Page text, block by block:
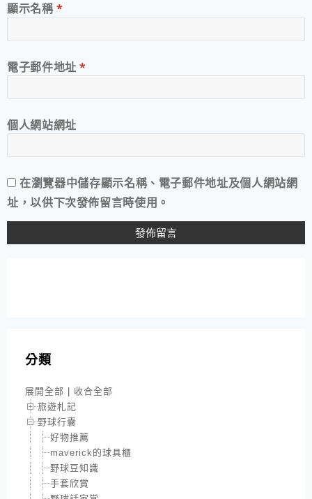
顯示名稱*
電子郵件地址*
個人網站網址
在瀏覽器中儲存顯示名稱、電子郵件地址及個人網站網
址，以供下次發佈留言時使用。
分類
展開全部 | 收合全部
旅遊札記
野球行囊
好物推薦
maverick的球具櫃
野球豆知識
手套欣賞